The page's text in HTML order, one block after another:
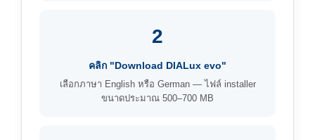
2
คลิก "Download DIALux evo"
เลือกภาษา English หรือ German — ไฟล์ installer
ขนาดประมาณ 500–700 MB